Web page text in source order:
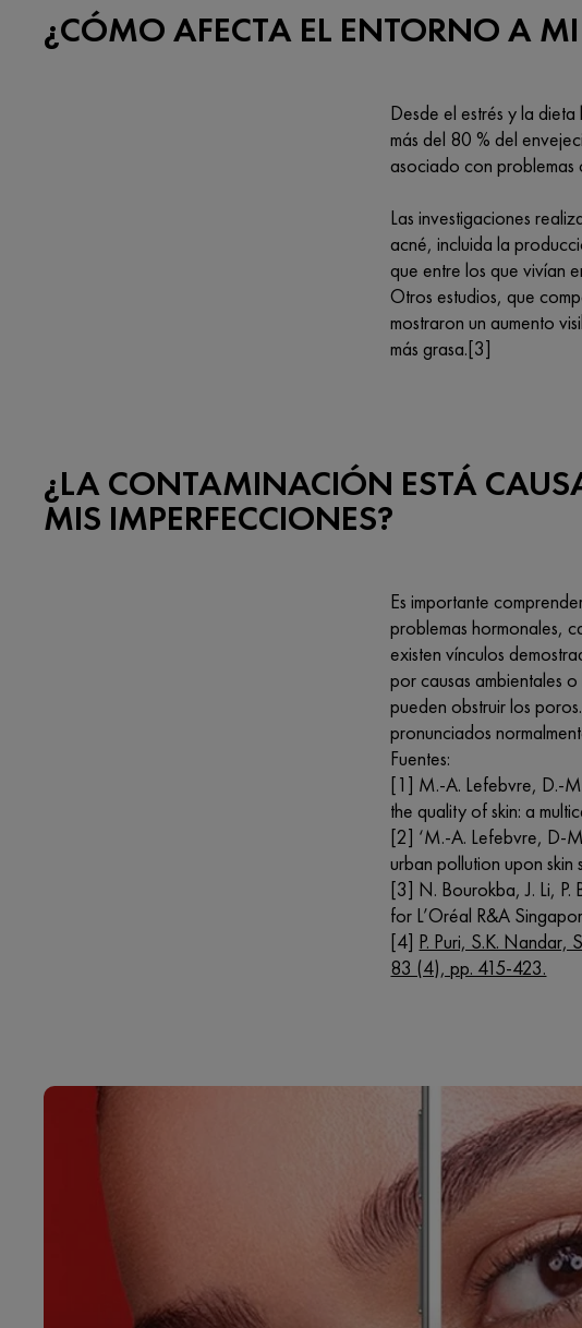
¿CÓMO AFECTA EL ENTORNO A MI
Desde el estrés y la
más del 80 % del
asociado con problemas
Las investigaciones
acné, incluida la
que entre los que vivían
Otros estudios, que
mostraron un aumento
más grasa.[3]
¿LA CONTAMINACIÓN ESTÁ
MIS IMPERFECCIONES?
Es importante
problemas hormonales,
existen vínculos
por causas ambientales
pueden obstruir los
pronunciados
Fuentes:
[1] M.-A. Lefebvre, D.-
the quality of skin: a
[2] ‘M.-A. Lefebvre, D-
urban pollution upon
[3] N. Bourokba, J. Li, P.
for L’Oréal R&A
[4] P. Puri, S.K. Nandar,
83 (4), pp. 415-423.